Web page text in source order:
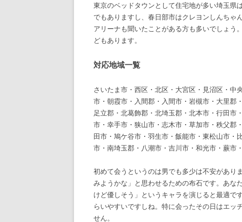
東京のベッドタウンとして住宅地が多い埼玉県
でもありますし、春日部市はクレヨンしんちゃ
アリーナも聞いたことがある方も多いでしょう
どもあります。
対応地域一覧
さいたま市・西区・北区・大宮区・見沼区・中
市・朝霞市・入間郡・入間市・岩槻市・大里郡
足立郡・北葛飾郡・北埼玉郡・北本市・行田市
市・幸手市・狭山市・志木市・草加市・秩父郡
田市・鳩ケ谷市・羽生市・飯能市・東松山市・
市・南埼玉郡・八潮市・吉川市・和光市・蕨市
初めて会うというのは男でも多少は不安があり
みようかな」と思わせるための布石です。あな
けど優しそう」というキャラを演じると最適で
らいやすいですしね。特に会ったその日はエッ
せん。